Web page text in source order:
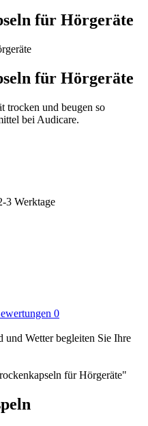
für Hörgeräte
für Hörgeräte
trocken und beugen so
bei Audicare.
3 Werktage
0
Wetter begleiten Sie Ihre
für Hörgeräte"